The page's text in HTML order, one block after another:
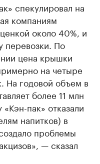
спекулировал на
компаниям
около 40%, и
перевозки. По
цена крышки
на четыре
На годовой объем в
более 11 млн
пак» отказали
напитков) в
проблемы
— сказал